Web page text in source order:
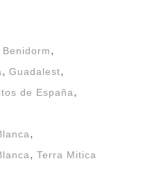
Benidorm,
, Guadalest,
de España,
,
, Terra Mitica